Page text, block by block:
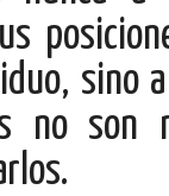
sino
no son